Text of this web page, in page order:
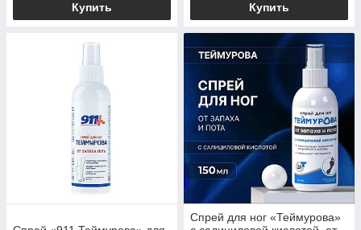
Купить Купить
Спрей для ног «Теймурова»